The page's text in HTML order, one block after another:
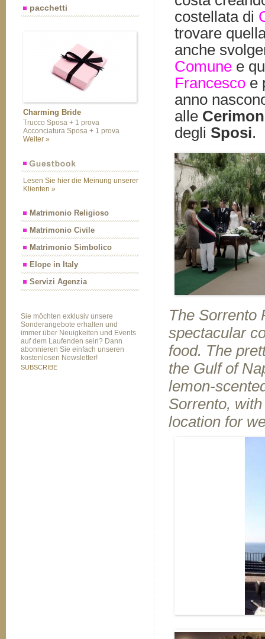
costellata di
trovare
anche
Comune e
Francesco e
anno
alle
degli Sposi.
The Sorrento
spectacular
food. The
the Gulf of
lemon-
Sorrento,
location for
pacchetti
Charming Bride
Trucco Sposa + 1 prova
Acconciatura Sposa + 1 prova
Weiter »
Lesen Sie hier die Meinung unserer
Klienten »
Matrimonio Religioso
Matrimonio Civile
Matrimonio Simbolico
Elope in Italy
Servizi Agenzia
Sie möchten exklusiv unsere
Sonderangebote erhalten und
immer über Neuigkeiten und Events
auf dem Laufenden sein? Dann
abonnieren Sie einfach unseren
kostenlosen Newsletter!
SUBSCRIBE